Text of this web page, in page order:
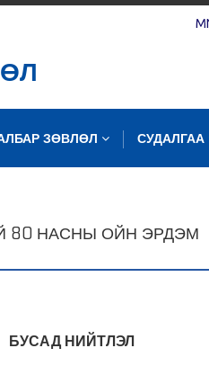
ЗӨВЛӨЛ СУДАЛГАА
80 НАСНЫ ОЙН ЭРДЭМ
БУСАД НИЙТЛЭЛ